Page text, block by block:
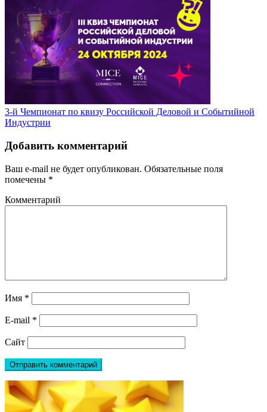
3-й Чемпионат по квизу Российской Деловой и Событийной
Индустрии
Добавить комментарий
Ваш e-mail не будет опубликован. Обязательные поля
помечены *
Комментарий
Имя *
E-mail *
Сайт